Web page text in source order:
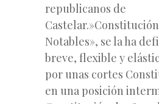
republicanos de
Notables», se la ha
breve, flexible y
por unas cortes
en una posición